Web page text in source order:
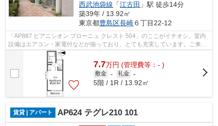
西武池袋線 「江古田 」駅 徒歩14分
築39年 / 13.92㎡
東京都豊島区長崎６丁目22-12
「AP887 ピアニシオン ブローニュ クレスト 504」のここがイチオシ。室内
設備はエアコン・家電付などが揃っており、とても充実しています。ご来店
の方にはキャンペーンも実施中。敷金...
7.7万円 (管理費等：- )
敷金 - 礼金 -
5階 / 1R / 13.92㎡
賃貸 | アパート AP624 テグレ210 101